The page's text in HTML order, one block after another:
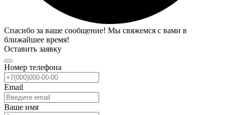
Спасибо за ваше сообщение! Мы свяжемся с вами в
ближайшее время!
Оставить заявку
Номер телефона
Email
Ваше имя